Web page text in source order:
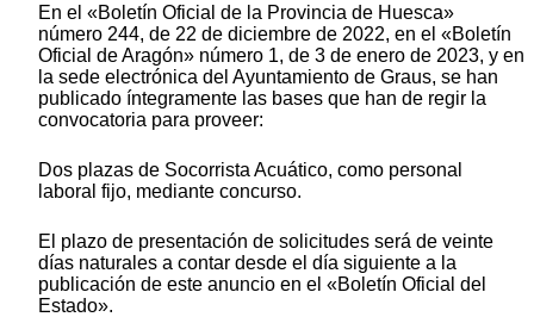
En el «Boletín Oficial de la Provincia de Huesca»
número 244, de 22 de diciembre de 2022, en el «Boletín
Oficial de Aragón» número 1, de 3 de enero de 2023, y en
la sede electrónica del Ayuntamiento de Graus, se han
publicado íntegramente las bases que han de regir la
convocatoria para proveer:
Dos plazas de Socorrista Acuático, como personal
laboral fijo, mediante concurso.
El plazo de presentación de solicitudes será de veinte
días naturales a contar desde el día siguiente a la
publicación de este anuncio en el «Boletín Oficial del
Estado».